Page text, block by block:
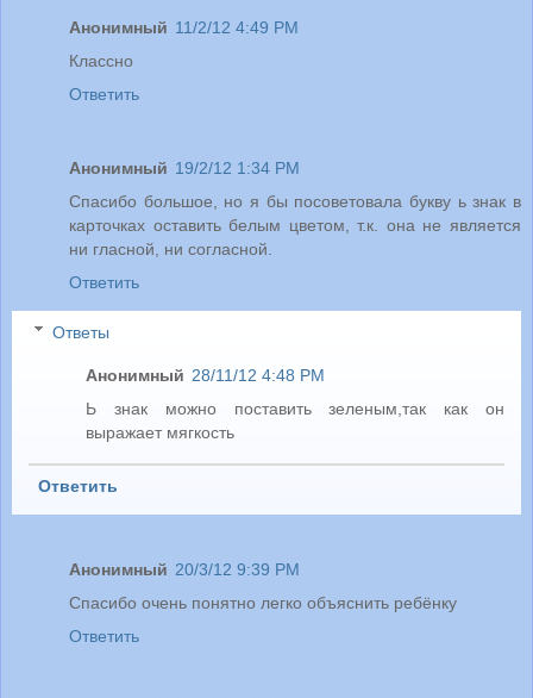
Анонимный 11/2/12 4:49 PM
Классно
Ответить
Анонимный 19/2/12 1:34 PM
Спасибо большое, но я бы посоветовала букву ь знак в
карточках оставить белым цветом, т.к. она не является
ни гласной, ни согласной.
Ответить
Ответы
Анонимный 28/11/12 4:48 PM
Ь знак можно поставить зеленым,так как он
выражает мягкость
Ответить
Анонимный 20/3/12 9:39 PM
Спасибо очень понятно легко объяснить ребёнку
Ответить